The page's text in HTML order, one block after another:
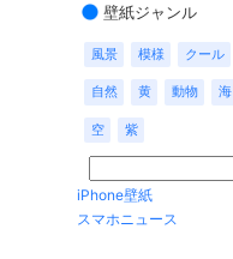
壁紙ジャンル
風景 模様 クール
自然 黄 動物 海
空 紫
iPhone壁紙
スマホニュース